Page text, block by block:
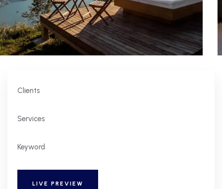
Clients
Services
Keyword
LIVE PREVIEW